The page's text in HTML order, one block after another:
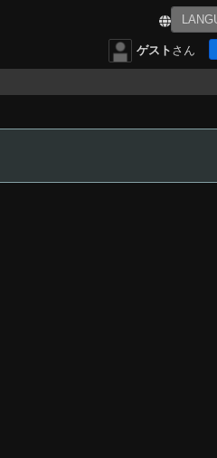
ゲスト さん